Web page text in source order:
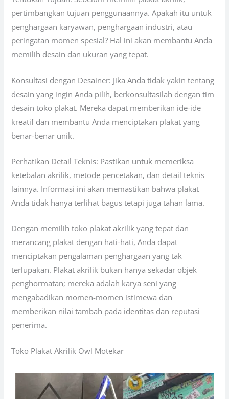
pertimbangkan tujuan penggunaannya. Apakah itu untuk
penghargaan karyawan, penghargaan industri, atau
peringatan momen spesial? Hal ini akan membantu Anda
memilih desain dan ukuran yang tepat.
Konsultasi dengan Desainer: Jika Anda tidak yakin tentang
desain yang ingin Anda pilih, berkonsultasilah dengan tim
desain toko plakat. Mereka dapat memberikan ide-ide
kreatif dan membantu Anda menciptakan plakat yang
benar-benar unik.
Perhatikan Detail Teknis: Pastikan untuk memeriksa
ketebalan akrilik, metode pencetakan, dan detail teknis
lainnya. Informasi ini akan memastikan bahwa plakat
Anda tidak hanya terlihat bagus tetapi juga tahan lama.
Dengan memilih toko plakat akrilik yang tepat dan
merancang plakat dengan hati-hati, Anda dapat
menciptakan pengalaman penghargaan yang tak
terlupakan. Plakat akrilik bukan hanya sekadar objek
penghormatan; mereka adalah karya seni yang
mengabadikan momen-momen istimewa dan
memberikan nilai tambah pada identitas dan reputasi
penerima.
Toko Plakat Akrilik Owl Motekar